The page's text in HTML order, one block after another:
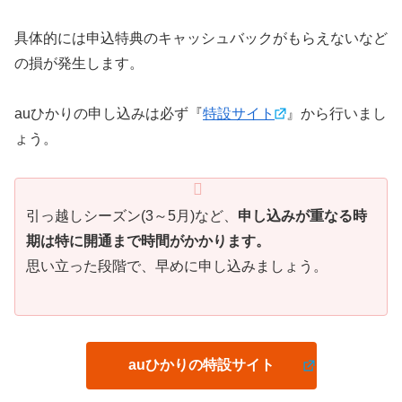
具体的には申込特典のキャッシュバックがもらえないなど
の損が発生します。
auひかりの申し込みは必ず『特設サイト
』から行いまし
ょう。
引っ越しシーズン(3～5月)など、 申し込みが重なる時
期は特に開通まで時間がかかります。
思い立った段階で、早めに申し込みましょう。
auひかりの特設サイト